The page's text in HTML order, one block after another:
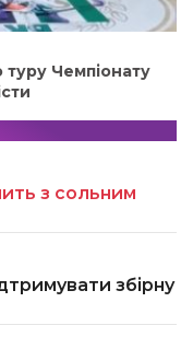
Чемпіонату
з сольним
збірну